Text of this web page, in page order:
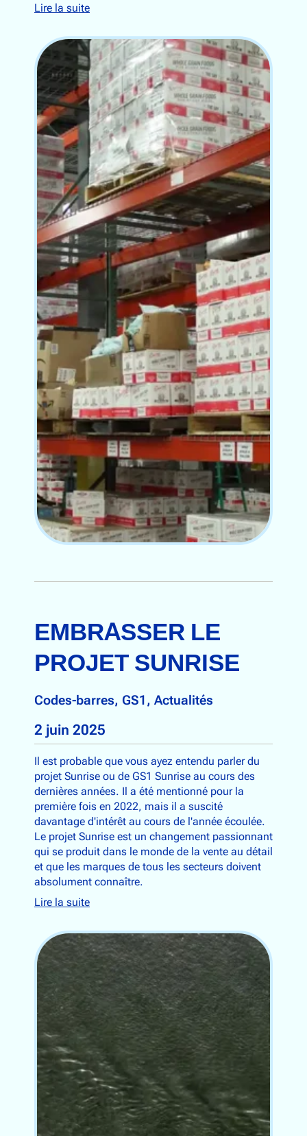
Lire la suite
EMBRASSER LE
PROJET SUNRISE
Codes-barres, GS1, Actualités
2 juin 2025
Il est probable que vous ayez entendu parler du
projet Sunrise ou de GS1 Sunrise au cours des
dernières années. Il a été mentionné pour la
première fois en 2022, mais il a suscité
davantage d'intérêt au cours de l'année écoulée.
Le projet Sunrise est un changement passionnant
qui se produit dans le monde de la vente au détail
et que les marques de tous les secteurs doivent
absolument connaître.
Lire la suite